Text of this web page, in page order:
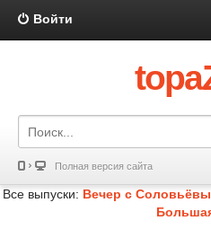
Войти
Полная версия сайта
Все выпуски: Вечер с